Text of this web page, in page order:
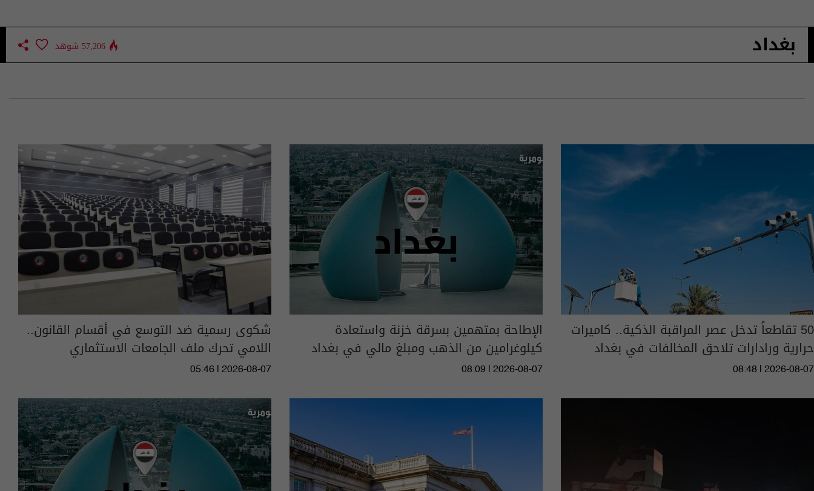
بغداد 57,206 شوهد
50 تقاطعاً تدخل عصر المراقبة الذكية.. كاميرات
حرارية ورادارات تلاحق المخالفات في بغداد
08:48 | 2026-08-07
الإطاحة بمتهمين بسرقة خزنة واستعادة
كيلوغرامين من الذهب ومبلغ مالي في بغداد
08:09 | 2026-08-07
شكوى رسمية ضد التوسع في أقسام القانون..
اللامي تحرك ملف الجامعات الاستثماري
05:46 | 2026-08-07